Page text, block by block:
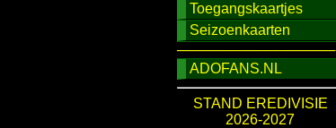
Toegangskaartjes
Seizoenkaarten
────────────────
ADOFANS.NL
STAND EREDIVISIE
2026-2027